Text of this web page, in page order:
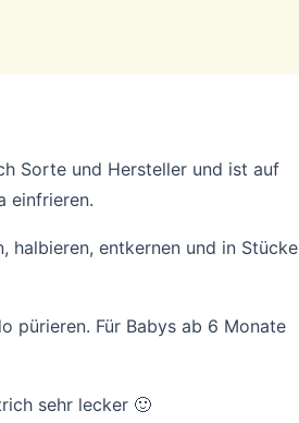
Sorte und Hersteller und ist auf
einfrieren.
halbieren, entkernen und in Stücke
pürieren. Für Babys ab 6 Monate
sehr lecker 🙂